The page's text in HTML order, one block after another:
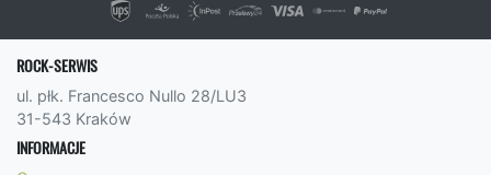
ROCK-SERWIS
ul. płk. Francesco Nullo 28/LU3
31-543 Kraków
INFORMACJE